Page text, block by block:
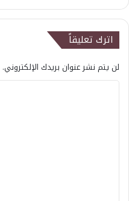
اترك تعليقاً
لن يتم نشر عنوان بريدك الإلكتروني.